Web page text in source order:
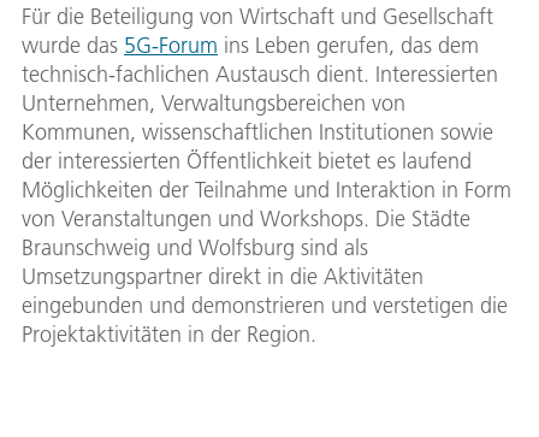
Für die Beteiligung von Wirtschaft und Gesellschaft
wurde das 5G-Forum ins Leben gerufen, das dem
technisch-fachlichen Austausch dient. Interessierten
Unternehmen, Verwaltungsbereichen von
Kommunen, wissenschaftlichen Institutionen sowie
der interessierten Öffentlichkeit bietet es laufend
Möglichkeiten der Teilnahme und Interaktion in Form
von Veranstaltungen und Workshops. Die Städte
Braunschweig und Wolfsburg sind als
Umsetzungspartner direkt in die Aktivitäten
eingebunden und demonstrieren und verstetigen die
Projektaktivitäten in der Region.